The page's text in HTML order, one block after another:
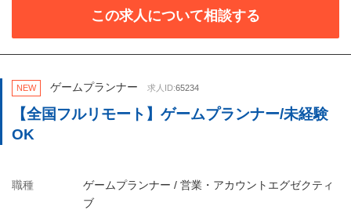
この求人について相談する
NEW ゲームプランナー 求人ID:65234
【全国フルリモート】ゲームプランナー/未経験
OK
職種
ゲームプランナー / 営業・アカウントエグゼクティ
ブ